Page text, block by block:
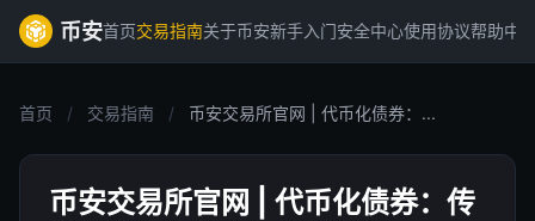
币安首页交易指南关于币安新手入门安全中心使用协议帮助中
首页 / 交易指南 / 币安交易所官网 | 代币化债券：...
币安交易所官网 | 代币化债券：传